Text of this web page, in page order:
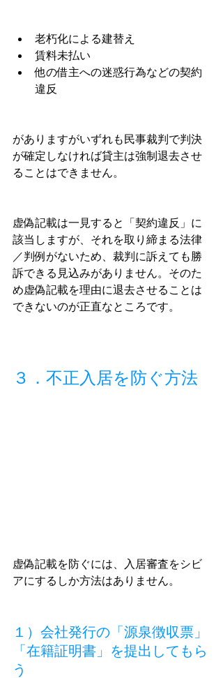
老朽化による建替え
賃料未払い
他の借主への迷惑行為などの契約
違反
がありますがいずれも民事裁判で判決
が確定しなければ貸主は強制退去させ
ることはできません。
虚偽記載は一見すると「契約違反」に
該当しますが、それを取り締まる法律
／判例がないため、裁判に訴えても勝
訴できる見込みがありません。そのた
め虚偽記載を理由に退去させることは
できないのが正直なところです。
３．不正入居を防ぐ方法
虚偽記載を防ぐには、入居審査をシビ
アにするしか方法はありません。
１）会社発行の「源泉徴収票」
「在籍証明書」を提出してもら
う